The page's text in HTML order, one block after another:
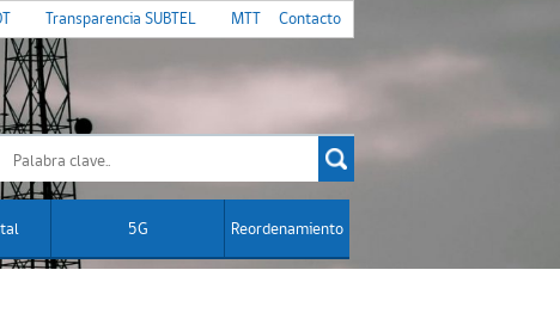
Transparencia SUBTEL MTT Contacto
5G Reordenamiento